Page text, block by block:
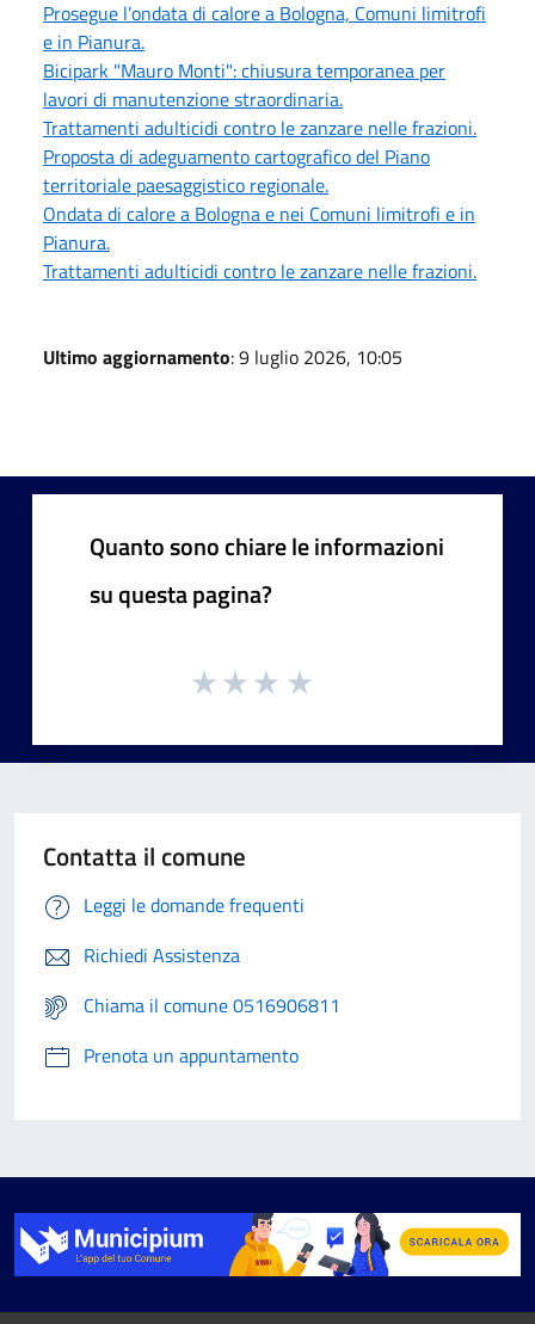
Prosegue l’ondata di calore a Bologna, Comuni limitrofi
e in Pianura.
Bicipark "Mauro Monti": chiusura temporanea per
lavori di manutenzione straordinaria.
Trattamenti adulticidi contro le zanzare nelle frazioni.
Proposta di adeguamento cartografico del Piano
territoriale paesaggistico regionale.
Ondata di calore a Bologna e nei Comuni limitrofi e in
Pianura.
Trattamenti adulticidi contro le zanzare nelle frazioni.
Ultimo aggiornamento: 9 luglio 2026, 10:05
Quanto sono chiare le informazioni
su questa pagina?
Contatta il comune
Leggi le domande frequenti
Richiedi Assistenza
Chiama il comune 0516906811
Prenota un appuntamento